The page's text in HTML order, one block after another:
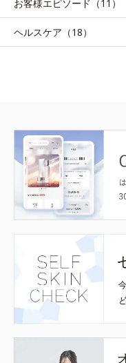
お客様エピソード（11）
ヘルスケア（18）